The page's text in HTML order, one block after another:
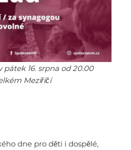
pátek 16. srpna od 20.00
Meziříčí
dne pro děti i dospělé,